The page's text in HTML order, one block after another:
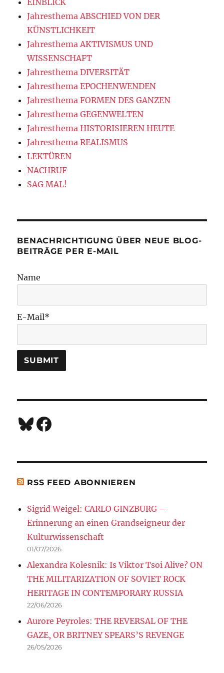
Jahresthema ABSCHIED VON DER
KÜNSTLICHKEIT
Jahresthema AKTIVISMUS UND
WISSENSCHAFT
Jahresthema DIVERSITÄT
Jahresthema EPOCHENWENDEN
Jahresthema FORMEN DES GANZEN
Jahresthema GEGENWELTEN
Jahresthema HISTORISIEREN HEUTE
Jahresthema REALISMUS
LEKTÜREN
NACHRUF
SAG MAL!
BENACHRICHTIGUNG ÜBER NEUE BLOG-
BEITRÄGE PER E-MAIL
Name
E-Mail*
Bluesky
Facebook
RSS FEED ABONNIEREN
Sigrid Weigel: CARLO GINZBURG –
Erinnerung an einen Grandseigneur der
Kulturwissenschaft
01/07/2026
Alexandra Kolesnik: Is Viktor Tsoi Alive? ON
THE MILITARIZATION OF SOVIET ROCK
HERITAGE IN CONTEMPORARY RUSSIA
22/06/2026
Aurore Peyroles: THE REVERSAL OF THE
GAZE, OR BRITNEY SPEARS’S REVENGE
26/05/2026